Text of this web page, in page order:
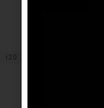
i20